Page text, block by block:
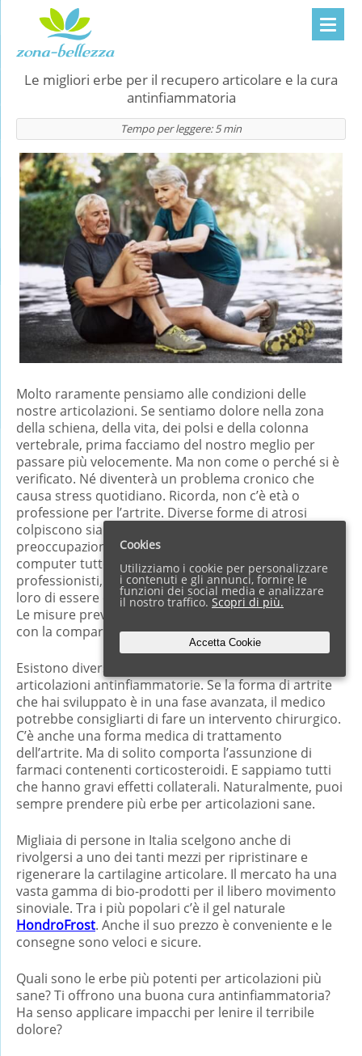
Le migliori erbe per il recupero articolare e la cura
antinfiammatoria
Tempo per leggere:5 min
Molto raramente pensiamo alle condizioni delle
nostre articolazioni. Se sentiamo dolore nella zona
della schiena, della vita, dei polsi e della colonna
vertebrale, prima facciamo del nostro meglio per
passare più velocemente. Ma non come o perché si è
verificato. Né diventerà un problema cronico che
causa stress quotidiano. Ricorda, non c’è età o
professione per l’artrite. Diverse forme di atrosi
colpiscono sia i giovani che gli anziani. Sono motivo di
preoccupazione per coloro che lavorano davanti a un
computer tutto il giorno. Ma anche per ballerini
professionisti, atleti e camerieri, il cui lavoro richiede
loro di essere costantemente in movimento e in piedi.
Le misure preventive dovrebbero essere prese già
con la comparsa del primo dolore articolare.
Esistono diverse alternative per la cura delle
articolazioni antinfiammatorie. Se la forma di artrite
che hai sviluppato è in una fase avanzata, il medico
potrebbe consigliarti di fare un intervento chirurgico.
C’è anche una forma medica di trattamento
dell’artrite. Ma di solito comporta l’assunzione di
farmaci contenenti corticosteroidi. E sappiamo tutti
che hanno gravi effetti collaterali. Naturalmente, puoi
sempre prendere più erbe per articolazioni sane.
Migliaia di persone in Italia scelgono anche di
rivolgersi a uno dei tanti mezzi per ripristinare e
rigenerare la cartilagine articolare. Il mercato ha una
vasta gamma di bio-prodotti per il libero movimento
sinoviale. Tra i più popolari c’è il gel naturale
HondroFrost. Anche il suo prezzo è conveniente e le
consegne sono veloci e sicure.
Quali sono le erbe più potenti per articolazioni più
sane? Ti offrono una buona cura antinfiammatoria?
Ha senso applicare impacchi per lenire il terribile
dolore?
Cookies
Utilizziamo i cookie per personalizzare
i contenuti e gli annunci, fornire le
funzioni dei social media e analizzare
il nostro traffico. Scopri di più.
Accetta Cookie